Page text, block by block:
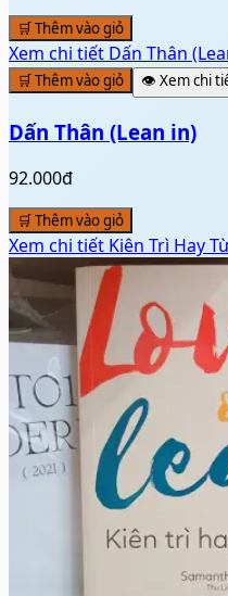
🛒 Thêm vào giỏ
Xem chi tiết Dấn Thân
🛒 Thêm vào giỏ
👁️ Xem chi
Dấn Thân (Lean in)
92.000đ
🛒 Thêm vào giỏ
Xem chi tiết Kiên Trì Hay